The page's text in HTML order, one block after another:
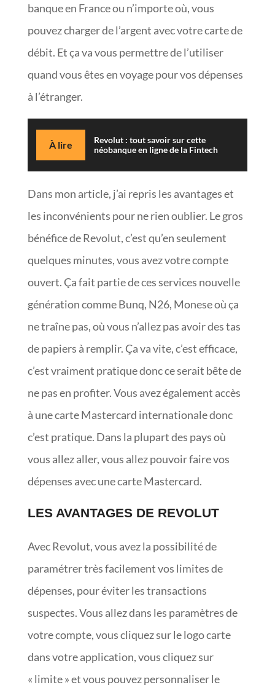
banque en France ou n’importe où, vous
pouvez charger de l’argent avec votre carte de
débit. Et ça va vous permettre de l’utiliser
quand vous êtes en voyage pour vos dépenses
à l’étranger.
À lire
Revolut : tout savoir sur cette
néobanque en ligne de la Fintech
Dans mon article, j’ai repris les avantages et
les inconvénients pour ne rien oublier. Le gros
bénéfice de Revolut, c’est qu’en seulement
quelques minutes, vous avez votre compte
ouvert. Ça fait partie de ces services nouvelle
génération comme Bunq, N26, Monese où ça
ne traîne pas, où vous n’allez pas avoir des tas
de papiers à remplir. Ça va vite, c’est efficace,
c’est vraiment pratique donc ce serait bête de
ne pas en profiter. Vous avez également accès
à une carte Mastercard internationale donc
c’est pratique. Dans la plupart des pays où
vous allez aller, vous allez pouvoir faire vos
dépenses avec une carte Mastercard.
LES AVANTAGES DE REVOLUT
Avec Revolut, vous avez la possibilité de
paramétrer très facilement vos limites de
dépenses, pour éviter les transactions
suspectes. Vous allez dans les paramètres de
votre compte, vous cliquez sur le logo carte
dans votre application, vous cliquez sur
« limite » et vous pouvez personnaliser le